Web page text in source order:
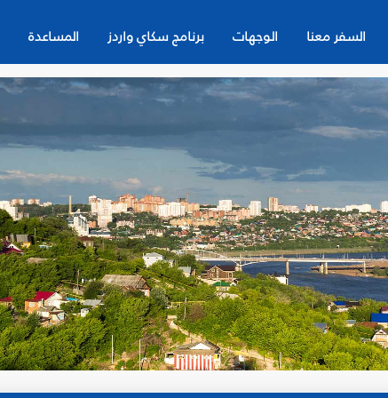
السفر معنا الوجهات برنامج سكاي واردز المساعدة